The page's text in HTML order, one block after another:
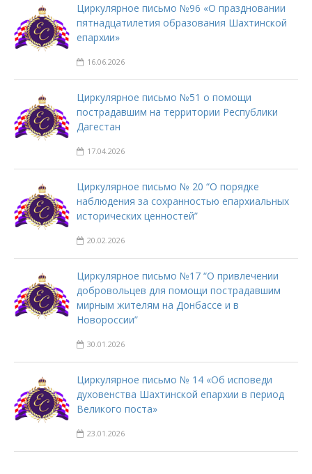
Циркулярное письмо №96 «О праздновании
пятнадцатилетия образования Шахтинской
епархии»
16.06.2026
Циркулярное письмо №51 о помощи
пострадавшим на территории Республики
Дагестан
17.04.2026
Циркулярное письмо № 20 “О порядке
наблюдения за сохранностью епархиальных
исторических ценностей”
20.02.2026
Циркулярное письмо №17 “О привлечении
добровольцев для помощи пострадавшим
мирным жителям на Донбассе и в
Новороссии”
30.01.2026
Циркулярное письмо № 14 «Об исповеди
духовенства Шахтинской епархии в период
Великого поста»
23.01.2026